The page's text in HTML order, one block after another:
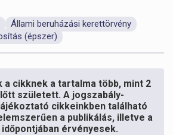
Állami beruházási kerettörvény
(épszer)
a cikknek a tartalma több, mint 2
született. A jogszabály-
cikkeinkben található
a publikálás, illetve a
érvényesek.